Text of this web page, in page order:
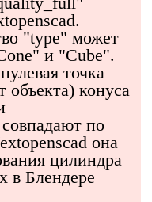
"type" может
и "Cube".
точка
объекта) конуса
по
она
цилиндра
в Блендере